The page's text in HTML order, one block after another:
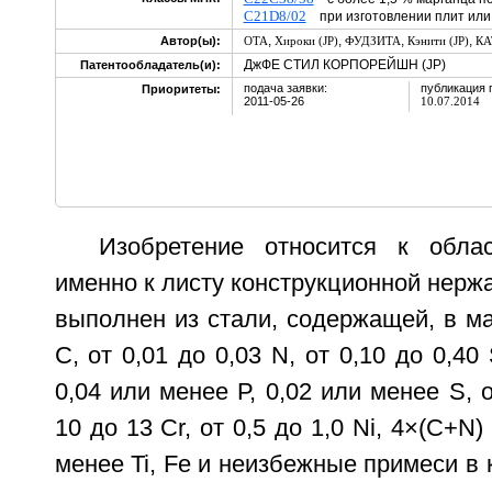
C21D8/02 при изготовлении плит
Автор(ы): ОТА, Хироки (JP), ФУДЗИТА, Кэнити (JP),
Патентообладатель(и):
ДжФЕ СТИЛ КОРПОРЕЙШН (JP)
Приоритеты:
подача заявки:
2011-05-26
публикация
10.07.2014
Изобретение относится к
именно к листу конструкционной
выполнен из стали, содержащей, в
С, от 0,01 до 0,03 N, от 0,10 до
0,04 или менее Р, 0,02 или менее S,
10 до 13 Сr, от 0,5 до 1,0 Ni,
менее Ti, Fe и неизбежные примеси в